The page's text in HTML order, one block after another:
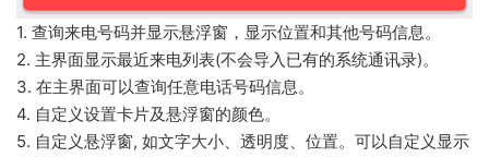
1. 查询来电号码并显示悬浮窗，显示位置和其他号码信息。
2. 主界面显示最近来电列表(不会导入已有的系统通讯录)。
3. 在主界面可以查询任意电话号码信息。
4. 自定义设置卡片及悬浮窗的颜色。
5. 自定义悬浮窗, 如文字大小、透明度、位置。可以自定义显示